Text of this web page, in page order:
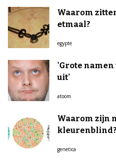
Waarom
etmaal?
egypte
'Grote
uit'
atoom
Waarom zijn
kleurenblind?
genetica